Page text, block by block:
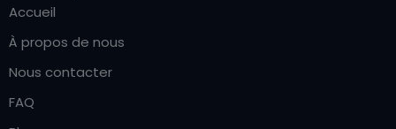
Accueil
À propos de nous
Nous contacter
FAQ